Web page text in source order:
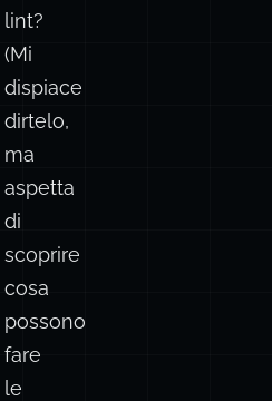
lint?
(Mi
dispiace
dirtelo,
ma
aspetta
di
scoprire
cosa
possono
fare
le